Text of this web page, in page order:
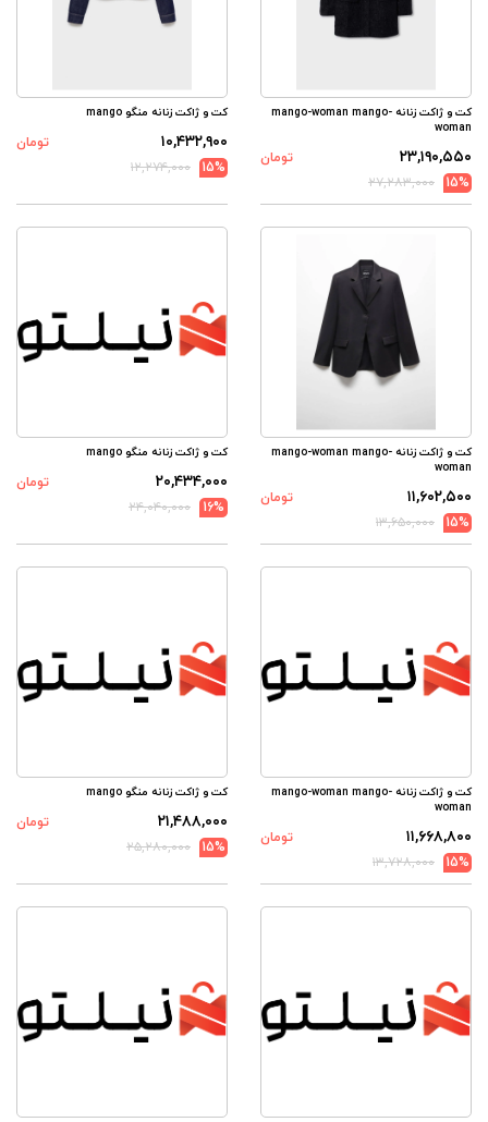
کت و ژاکت زنانه mango-woman mango-
woman
۲۳,۱۹۰,۵۵۰
تومان
15%
۲۷,۲۸۳,۰۰۰
کت و ژاکت زنانه منگو mango
۱۰,۴۳۲,۹۰۰
تومان
15%
۱۲,۲۷۴,۰۰۰
کت و ژاکت زنانه mango-woman mango-
woman
۱۱,۶۰۲,۵۰۰
تومان
15%
۱۳,۶۵۰,۰۰۰
کت و ژاکت زنانه منگو mango
۲۰,۴۳۴,۰۰۰
تومان
16%
۲۴,۰۴۰,۰۰۰
کت و ژاکت زنانه mango-woman mango-
woman
۱۱,۶۶۸,۸۰۰
تومان
15%
۱۳,۷۲۸,۰۰۰
کت و ژاکت زنانه منگو mango
۲۱,۴۸۸,۰۰۰
تومان
15%
۲۵,۲۸۰,۰۰۰